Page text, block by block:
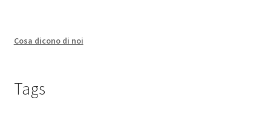
Cosa dicono di noi
Tags